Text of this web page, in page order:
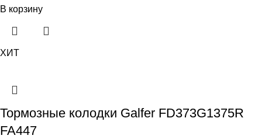
В корзину
ХИТ
Тормозные колодки Galfer FD373G1375R
FA447